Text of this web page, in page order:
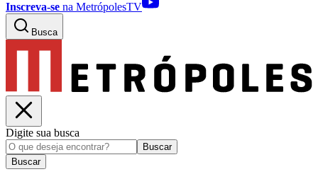
Inscreva-se na MetrópolesTV
Busca
Digite sua busca
Buscar
Buscar